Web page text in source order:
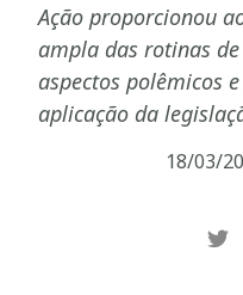
Ação proporcionou
ampla das rotinas
aspectos polêmicos
aplicação da
18/03/